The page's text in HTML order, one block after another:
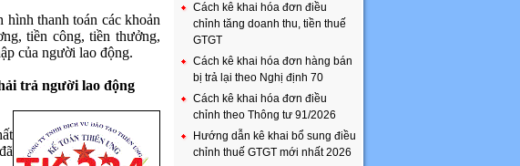
hình thanh toán các khoản
tiền công, tiền thưởng,
của người lao động.
trả người lao động
Cách kê khai hóa đơn điều
chỉnh tăng doanh thu, tiền thuế
GTGT
Cách kê khai hóa đơn hàng bán
bị trả lại theo Nghị định 70
Cách kê khai hóa đơn điều
chỉnh theo Thông tư 91/2026
Hướng dẫn kê khai bổ sung điều
chỉnh thuế GTGT mới nhất 2026